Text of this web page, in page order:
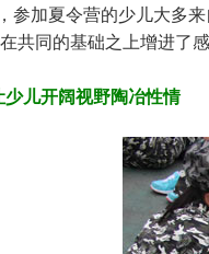
参加夏令营的少儿大多
共同的基础之上增进了
少儿开阔视野陶冶性情